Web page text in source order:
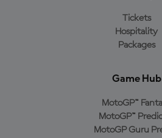
Tickets
Hospitality
Packages
Game Hub
MotoGP™
MotoGP™
MotoGP Guru